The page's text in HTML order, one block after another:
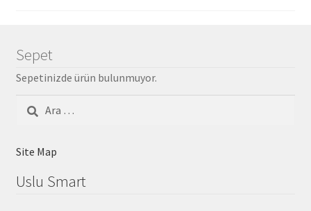
Sepet
Sepetinizde ürün bulunmuyor.
Site Map
Uslu Smart